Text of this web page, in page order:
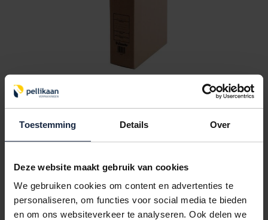
Toestemming Details Over
Deze website maakt gebruik van cookies
We gebruiken cookies om content en advertenties te
personaliseren, om functies voor social media te bieden
en om ons websiteverkeer te analyseren. Ook delen we
Archiefdozen